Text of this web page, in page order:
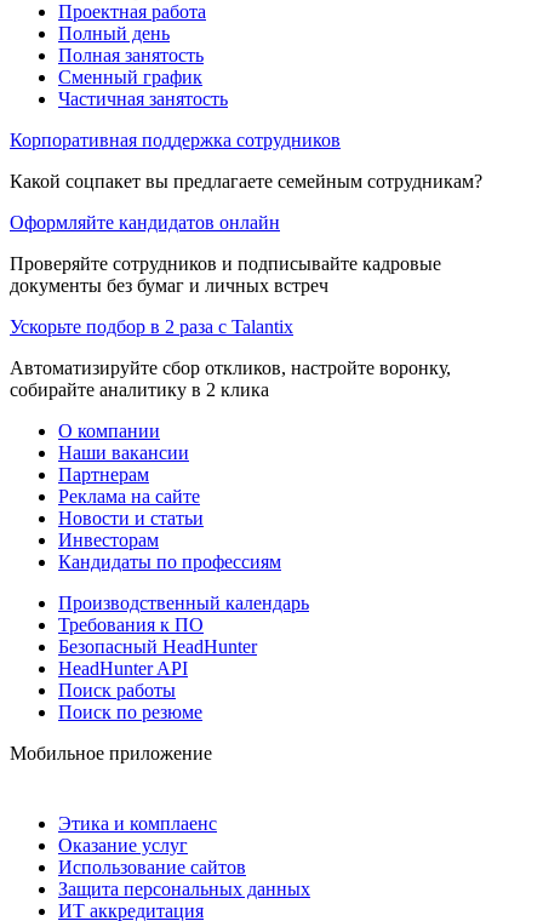
Проектная работа
Полный день
Полная занятость
Сменный график
Частичная занятость
Корпоративная поддержка сотрудников
Какой соцпакет вы предлагаете семейным сотрудникам?
Оформляйте кандидатов онлайн
Проверяйте сотрудников и подписывайте кадровые
документы без бумаг и личных встреч
Ускорьте подбор в 2 раза с Talantix
Автоматизируйте сбор откликов, настройте воронку,
собирайте аналитику в 2 клика
О компании
Наши вакансии
Партнерам
Реклама на сайте
Новости и статьи
Инвесторам
Кандидаты по профессиям
Производственный календарь
Требования к ПО
Безопасный HeadHunter
HeadHunter API
Поиск работы
Поиск по резюме
Мобильное приложение
Этика и комплаенс
Оказание услуг
Использование сайтов
Защита персональных данных
ИТ аккредитация